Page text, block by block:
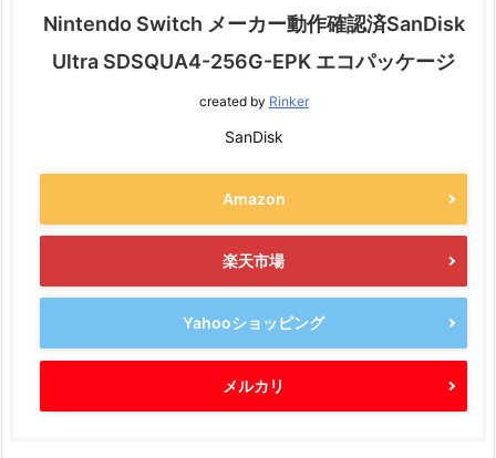
Nintendo Switch メーカー動作確認済SanDisk
Ultra SDSQUA4-256G-EPK エコパッケージ
created by Rinker
SanDisk
Amazon
楽天市場
Yahooショッピング
メルカリ